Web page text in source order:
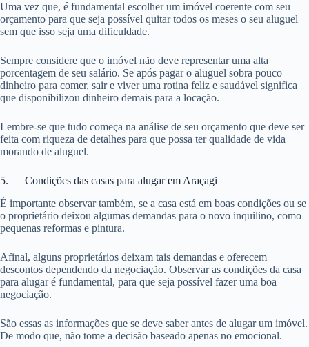
Uma vez que, é fundamental escolher um imóvel coerente com seu
orçamento para que seja possível quitar todos os meses o seu aluguel
sem que isso seja uma dificuldade.
Sempre considere que o imóvel não deve representar uma alta
porcentagem de seu salário. Se após pagar o aluguel sobra pouco
dinheiro para comer, sair e viver uma rotina feliz e saudável significa
que disponibilizou dinheiro demais para a locação.
Lembre-se que tudo começa na análise de seu orçamento que deve ser
feita com riqueza de detalhes para que possa ter qualidade de vida
morando de aluguel.
5. Condições das casas para alugar em Araçagi
É importante observar também, se a casa está em boas condições ou se
o proprietário deixou algumas demandas para o novo inquilino, como
pequenas reformas e pintura.
Afinal, alguns proprietários deixam tais demandas e oferecem
descontos dependendo da negociação. Observar as condições da casa
para alugar é fundamental, para que seja possível fazer uma boa
negociação.
São essas as informações que se deve saber antes de alugar um imóvel.
De modo que, não tome a decisão baseado apenas no emocional.